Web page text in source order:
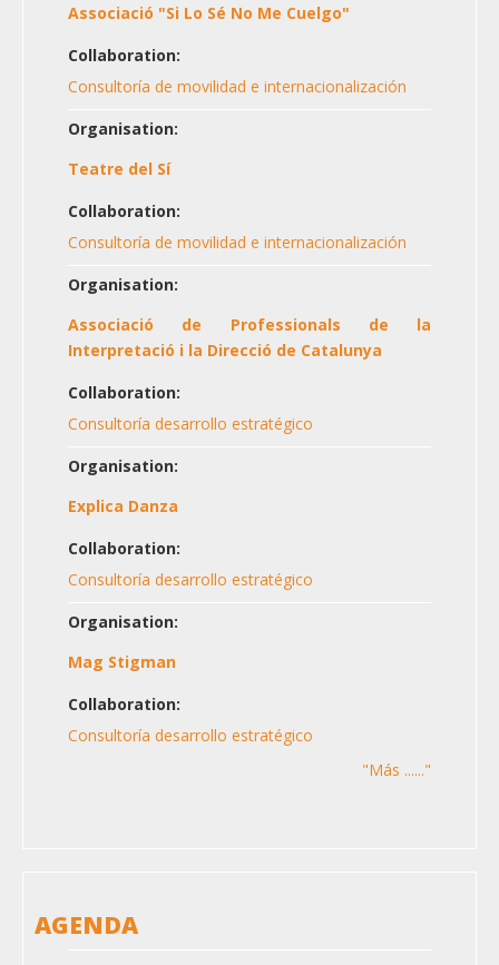
Associació "Si Lo Sé No Me Cuelgo"
Collaboration:
Consultoría de movilidad e internacionalización
Organisation:
Teatre del Sí
Collaboration:
Consultoría de movilidad e internacionalización
Organisation:
Associació de Professionals de la
Interpretació i la Direcció de Catalunya
Collaboration:
Consultoría desarrollo estratégico
Organisation:
Explica Danza
Collaboration:
Consultoría desarrollo estratégico
Organisation:
Mag Stigman
Collaboration:
Consultoría desarrollo estratégico
"Más ......"
AGENDA